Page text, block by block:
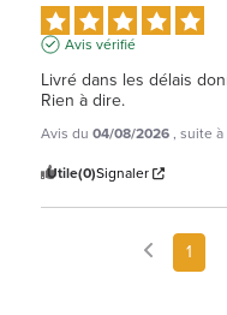
Avis vérifié
Livré dans les délais
Rien à dire.
Avis du 04/08/2026, suite
Utile(0)Signaler
1